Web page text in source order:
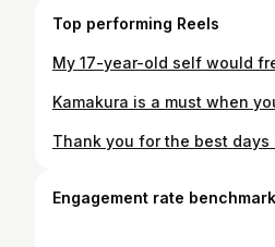
Top performing Reels
Engagement rate benchmark